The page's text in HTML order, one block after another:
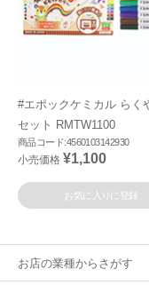
#エポックケミカル らく
セット RMTW1100
商品コード:4560103142930
小売価格 ¥1,100
お気に入りに登録
お店の業種からさがす